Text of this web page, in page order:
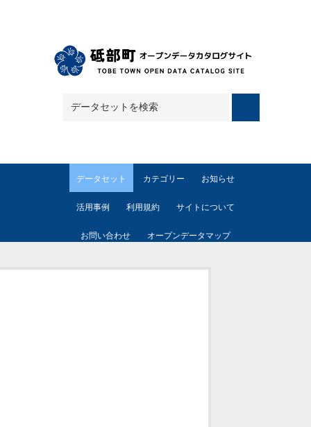
データセット カテゴリー お知らせ
活用事例 利用規約 サイトについて
お問い合わせ オープンデータマップ